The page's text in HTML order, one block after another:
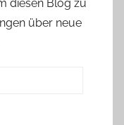
diesen Blog zu
über neue